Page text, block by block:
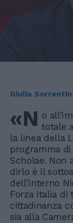
Giulia
«N o
totale
la linea della
programma
Scholae. Non
dirlo è il
dell’Interno
Forza Italia di
cittadinanza
sia alla